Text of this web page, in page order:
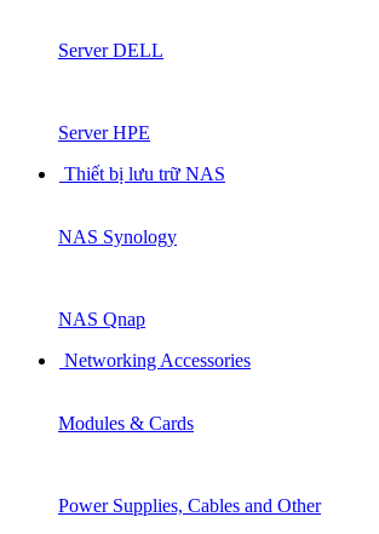
Server DELL
Server HPE
Thiết bị lưu trữ NAS
NAS Synology
NAS Qnap
Networking Accessories
Modules & Cards
Power Supplies, Cables and Other